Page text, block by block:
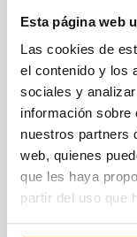
Esta página web
Las cookies de
el contenido y los
sociales y
información sobre
nuestros partners
web, quienes
que les haya
partir del uso que
de 67 pisos
dormitorios y
promoción
calidad y en la
distribución
de vida
de
seleccionados
y el relax de
conplaza de
terrazas, así